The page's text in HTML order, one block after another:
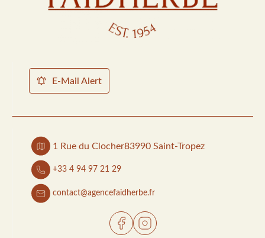
E-Mail Alert
1 Rue du Clocher83990 Saint-Tropez
+33 4 94 97 21 29
contact@agencefaidherbe.fr